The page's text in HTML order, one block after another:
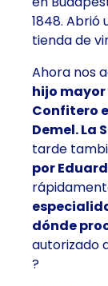
1848.
tienda de
Ahora nos
hijo mayor
Confitero
Demel. La
tarde
por Eduard
dónde
autorizado
?